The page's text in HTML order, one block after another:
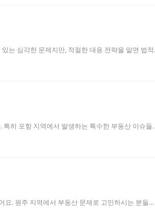
는 심각한 문제지만, 적절한 대응 전략을 알면 법적
히 포항 지역에서 발생하는 특수한 부동산 이슈들
. 원주 지역에서 부동산 문제로 고민하시는 분들을